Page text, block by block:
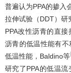
普遍认为PPA的掺入
拉伸试验（DDT）研
PPA改性沥青的直
沥青的低温性能有
低温性能，Baldino等
研究了PPA的低温